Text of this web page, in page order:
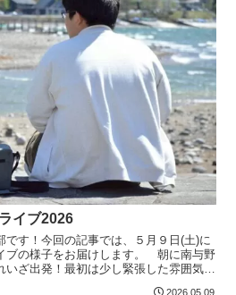
イブ2026
です！今回の記事では、５月９日(土)に
ブの様子をお届けします。 朝に南与野
いざ出発！最初は少し緊張した雰囲気も
2026.05.09